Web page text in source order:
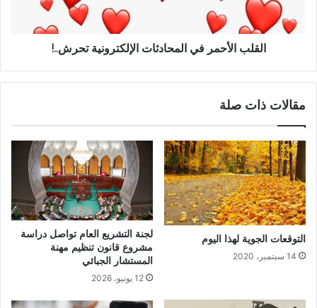
القلب الأحمر في المحادثات الإلكترونية تحرش..!
مقالات ذات صلة
التوقعات الجوية لهذا اليوم
14 سبتمبر، 2020
لجنة التشريع العام تواصل دراسة
مشروع قانون تنظيم مهنة
المستشار الجبائي
12 يونيو، 2026